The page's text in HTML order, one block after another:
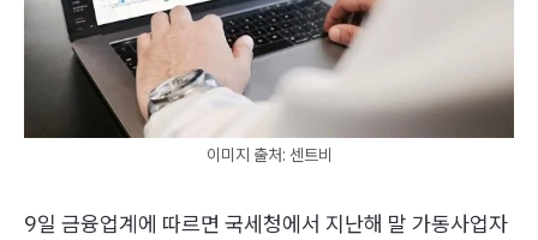
이미지 출처: 센트비
9일 금융업계에 따르면 국세청에서 지난해 말 가동사업자